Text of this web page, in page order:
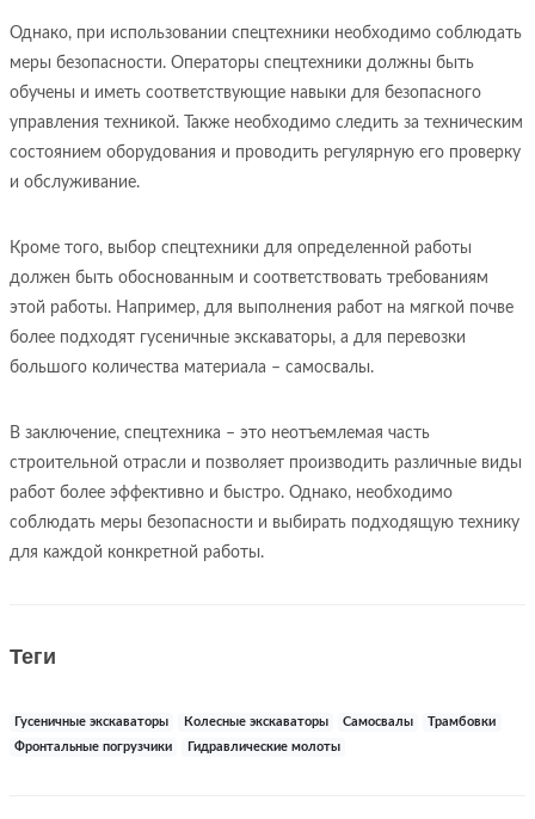
Однако, при использовании спецтехники необходимо соблюдать
меры безопасности. Операторы спецтехники должны быть
обучены и иметь соответствующие навыки для безопасного
управления техникой. Также необходимо следить за техническим
состоянием оборудования и проводить регулярную его проверку
и обслуживание.
Кроме того, выбор спецтехники для определенной работы
должен быть обоснованным и соответствовать требованиям
этой работы. Например, для выполнения работ на мягкой почве
более подходят гусеничные экскаваторы, а для перевозки
большого количества материала – самосвалы.
В заключение, спецтехника – это неотъемлемая часть
строительной отрасли и позволяет производить различные виды
работ более эффективно и быстро. Однако, необходимо
соблюдать меры безопасности и выбирать подходящую технику
для каждой конкретной работы.
Теги
Гусеничные экскаваторы Колесные экскаваторы Самосвалы Трамбовки
Фронтальные погрузчики Гидравлические молоты